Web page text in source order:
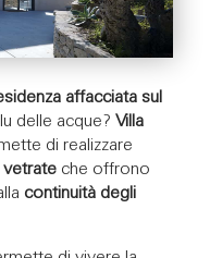
affacciata sul
delle acque? Villa
di realizzare
vetrateche offrono
continuità degli